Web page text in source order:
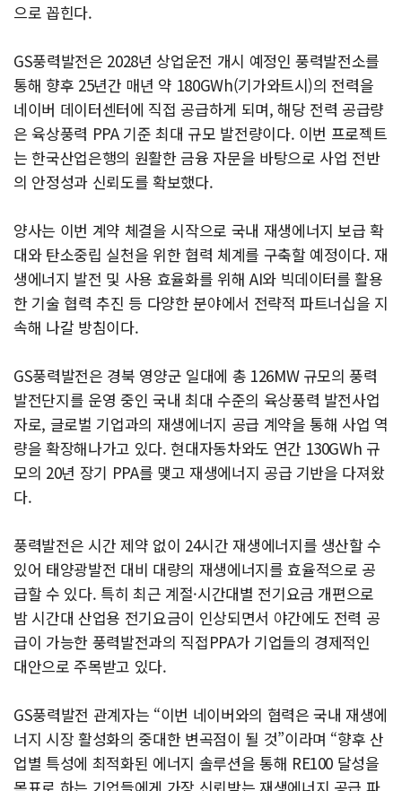
으로 꼽힌다.
GS풍력발전은 2028년 상업운전 개시 예정인 풍력발전소를
통해 향후 25년간 매년 약 180GWh(기가와트시)의 전력을
네이버 데이터센터에 직접 공급하게 되며, 해당 전력 공급량
은 육상풍력 PPA 기준 최대 규모 발전량이다. 이번 프로젝트
는 한국산업은행의 원활한 금융 자문을 바탕으로 사업 전반
의 안정성과 신뢰도를 확보했다.
양사는 이번 계약 체결을 시작으로 국내 재생에너지 보급 확
대와 탄소중립 실천을 위한 협력 체계를 구축할 예정이다. 재
생에너지 발전 및 사용 효율화를 위해 AI와 빅데이터를 활용
한 기술 협력 추진 등 다양한 분야에서 전략적 파트너십을 지
속해 나갈 방침이다.
GS풍력발전은 경북 영양군 일대에 총 126MW 규모의 풍력
발전단지를 운영 중인 국내 최대 수준의 육상풍력 발전사업
자로, 글로벌 기업과의 재생에너지 공급 계약을 통해 사업 역
량을 확장해나가고 있다. 현대자동차와도 연간 130GWh 규
모의 20년 장기 PPA를 맺고 재생에너지 공급 기반을 다져왔
다.
풍력발전은 시간 제약 없이 24시간 재생에너지를 생산할 수
있어 태양광발전 대비 대량의 재생에너지를 효율적으로 공
급할 수 있다. 특히 최근 계절·시간대별 전기요금 개편으로
밤 시간대 산업용 전기요금이 인상되면서 야간에도 전력 공
급이 가능한 풍력발전과의 직접PPA가 기업들의 경제적인
대안으로 주목받고 있다.
GS풍력발전 관계자는 “이번 네이버와의 협력은 국내 재생에
너지 시장 활성화의 중대한 변곡점이 될 것”이라며 “향후 산
업별 특성에 최적화된 에너지 솔루션을 통해 RE100 달성을